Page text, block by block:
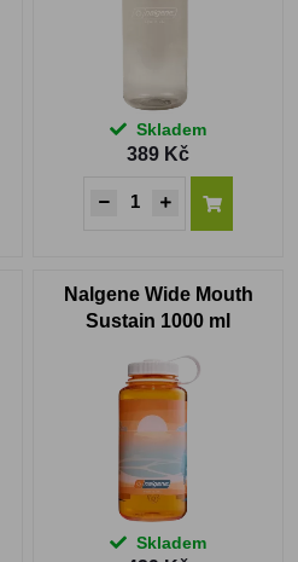
Skladem
389 Kč
Nalgene Wide Mouth
Sustain 1000 ml
with Sunset
Skladem